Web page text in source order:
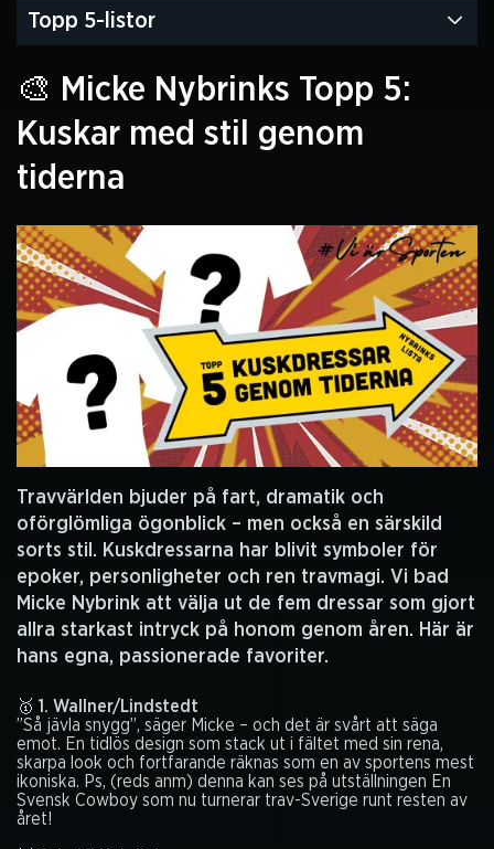
Topp 5-listor
🎨 Micke Nybrinks Topp 5:
Kuskar med stil genom
tiderna
Travvärlden bjuder på fart, dramatik och
oförglömliga ögonblick – men också en särskild
sorts stil. Kuskdressarna har blivit symboler för
epoker, personligheter och ren travmagi. Vi bad
Micke Nybrink att välja ut de fem dressar som gjort
allra starkast intryck på honom genom åren. Här är
hans egna, passionerade favoriter.
🥇 1. Wallner/Lindstedt
”Så jävla snygg”, säger Micke – och det är svårt att säga
emot. En tidlös design som stack ut i fältet med sin rena,
skarpa look och fortfarande räknas som en av sportens mest
ikoniska. Ps, (reds anm) denna kan ses på utställningen En
Svensk Cowboy som nu turnerar trav-Sverige runt resten av
året!